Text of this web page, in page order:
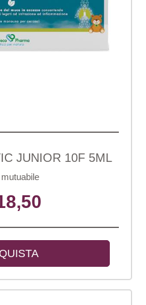
JUNIOR 10F 5ML